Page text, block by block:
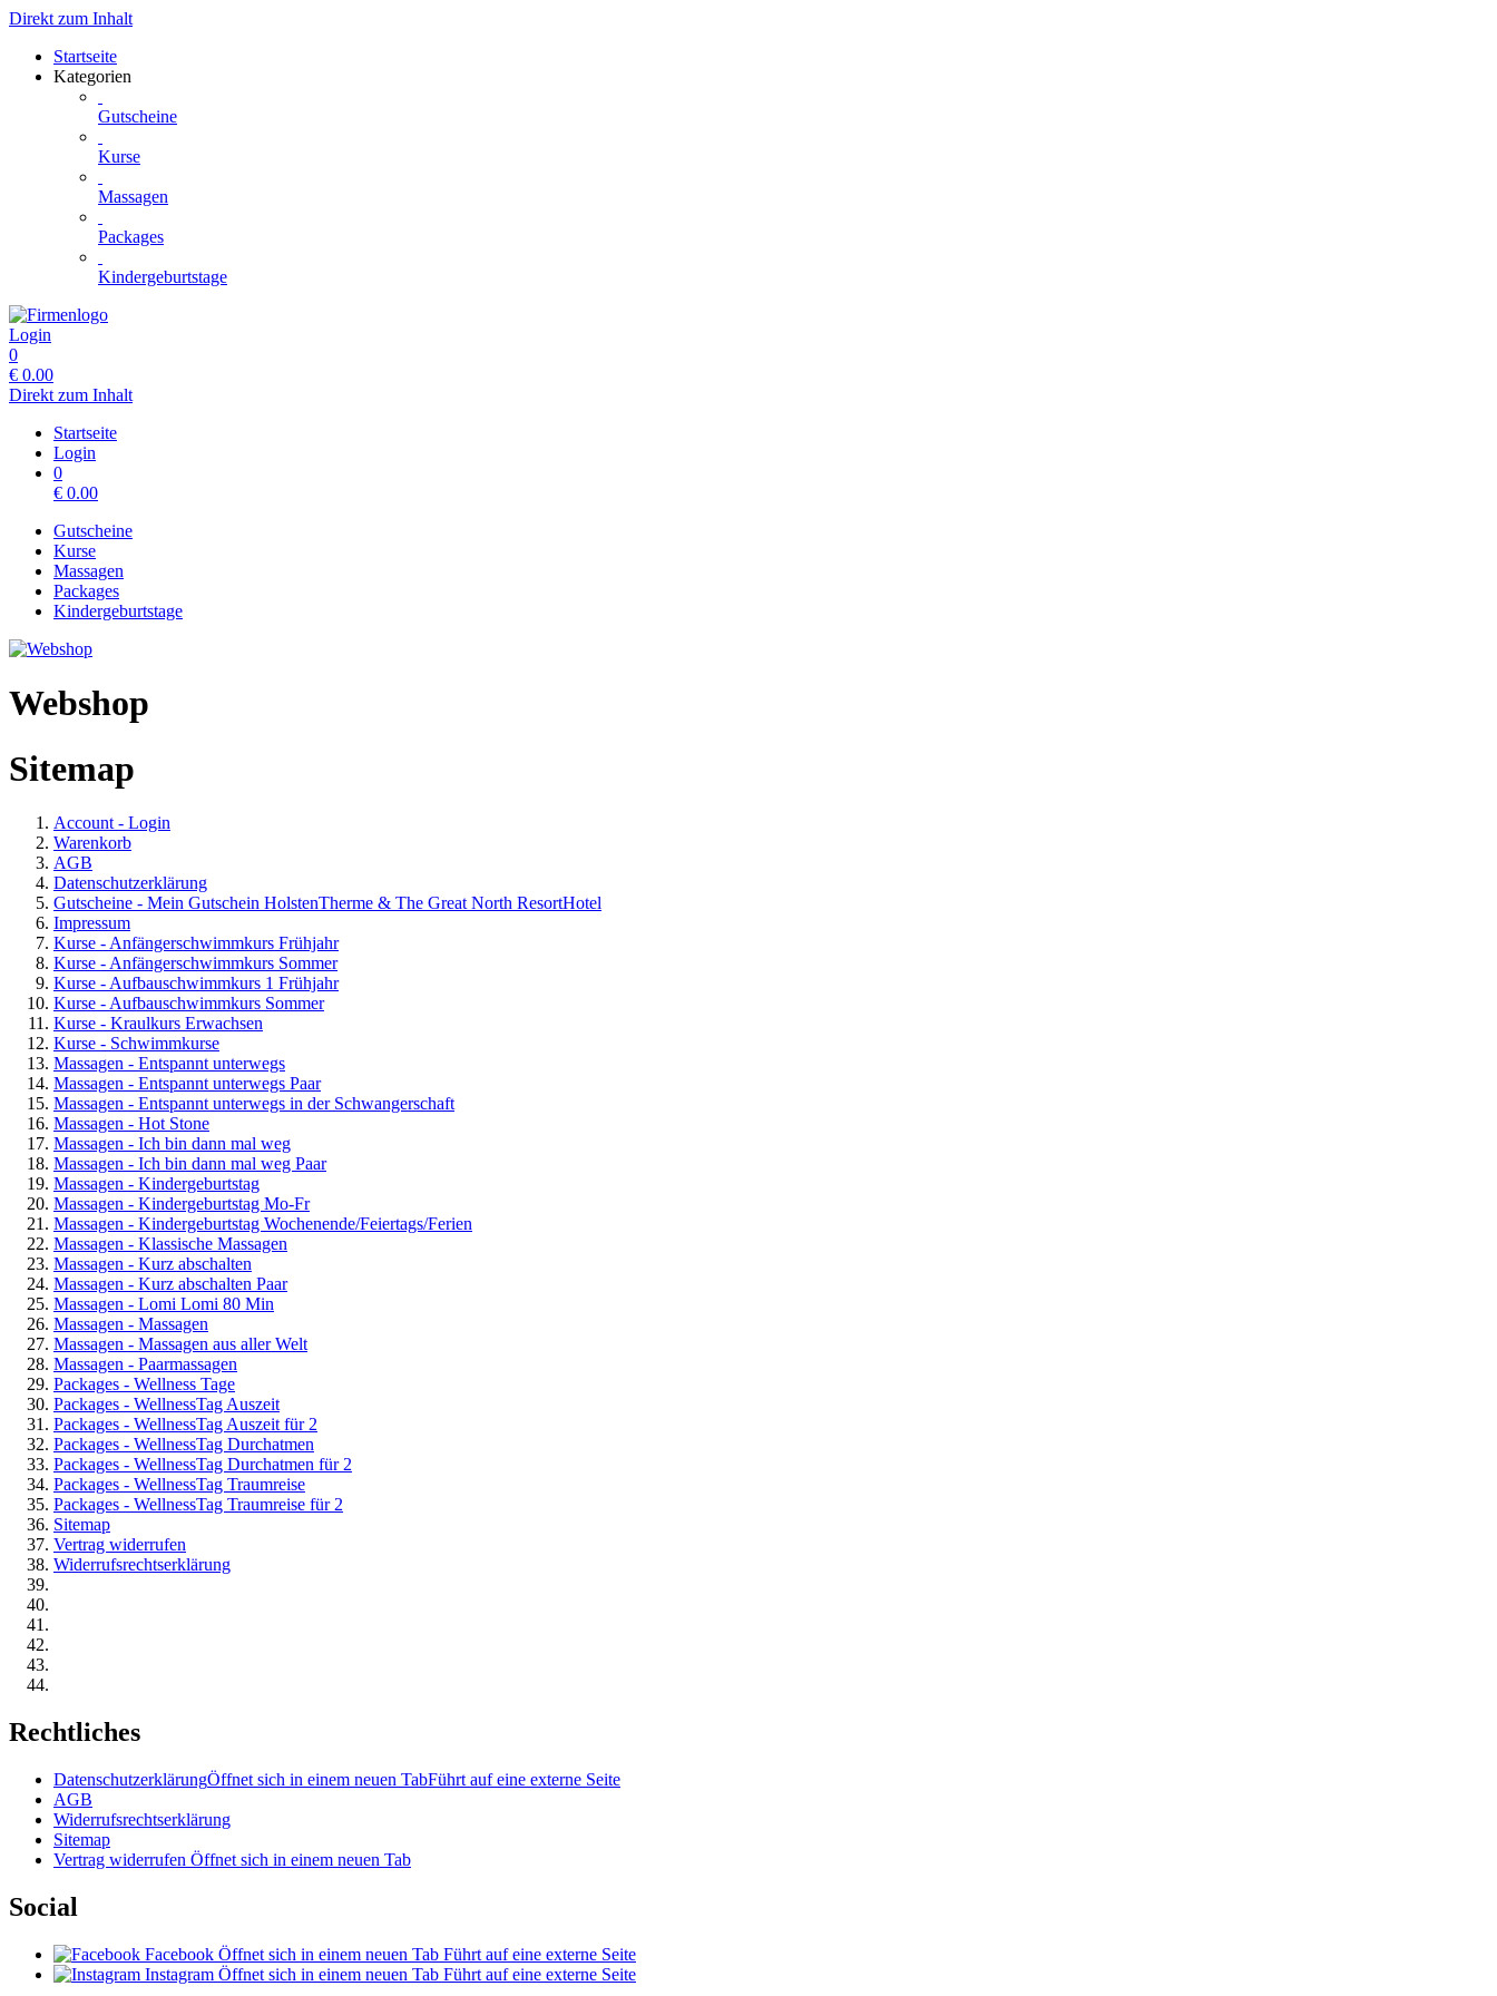
Direkt zum Inhalt
Startseite
Kategorien
Gutscheine
Kurse
Massagen
Packages
Kindergeburtstage
Login
0
€ 0.00
Direkt zum Inhalt
Startseite
Login
0
€ 0.00
Gutscheine
Kurse
Massagen
Packages
Kindergeburtstage
Webshop
Sitemap
Account - Login
Warenkorb
AGB
Datenschutzerklärung
Gutscheine - Mein Gutschein HolstenTherme & The Great North ResortHotel
Impressum
Kurse - Anfängerschwimmkurs Frühjahr
Kurse - Anfängerschwimmkurs Sommer
Kurse - Aufbauschwimmkurs 1 Frühjahr
Kurse - Aufbauschwimmkurs Sommer
Kurse - Kraulkurs Erwachsen
Kurse - Schwimmkurse
Massagen - Entspannt unterwegs
Massagen - Entspannt unterwegs Paar
Massagen - Entspannt unterwegs in der Schwangerschaft
Massagen - Hot Stone
Massagen - Ich bin dann mal weg
Massagen - Ich bin dann mal weg Paar
Massagen - Kindergeburtstag
Massagen - Kindergeburtstag Mo-Fr
Massagen - Kindergeburtstag Wochenende/Feiertags/Ferien
Massagen - Klassische Massagen
Massagen - Kurz abschalten
Massagen - Kurz abschalten Paar
Massagen - Lomi Lomi 80 Min
Massagen - Massagen
Massagen - Massagen aus aller Welt
Massagen - Paarmassagen
Packages - Wellness Tage
Packages - WellnessTag Auszeit
Packages - WellnessTag Auszeit für 2
Packages - WellnessTag Durchatmen
Packages - WellnessTag Durchatmen für 2
Packages - WellnessTag Traumreise
Packages - WellnessTag Traumreise für 2
Sitemap
Vertrag widerrufen
Widerrufsrechtserklärung
Rechtliches
DatenschutzerklärungÖffnet sich in einem neuen TabFührt auf eine externe Seite
AGB
Widerrufsrechtserklärung
Sitemap
Vertrag widerrufen Öffnet sich in einem neuen Tab
Social
Facebook Öffnet sich in einem neuen Tab Führt auf eine externe Seite
Instagram Öffnet sich in einem neuen Tab Führt auf eine externe Seite